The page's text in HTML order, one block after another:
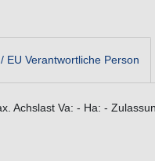
EU Verantwortliche Person
Achslast Va: - Ha: -